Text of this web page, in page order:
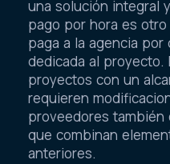
una solución integral
pago por hora es
paga a la agencia
dedicada al proyecto.
proyectos con un
requieren
proveedores
que combinan
anteriores.